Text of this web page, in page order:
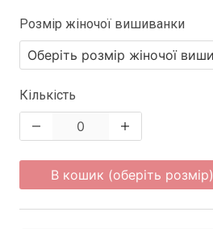
Розмір жіночої вишиванки
Кількість
В кошик (оберіть розмір)